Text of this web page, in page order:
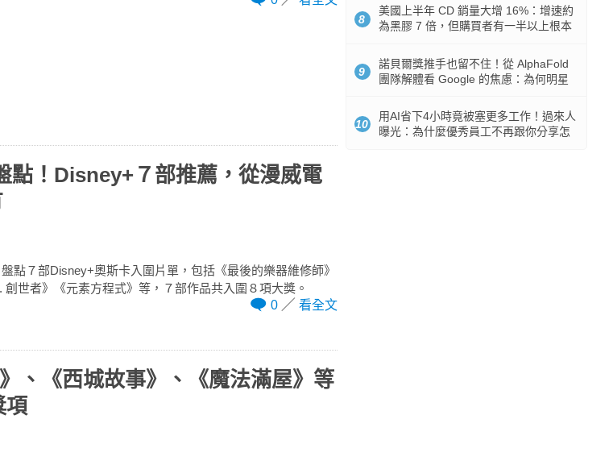
點！Disney+７部推薦，從漫威電
點７部Disney+奧斯卡入圍片單，包括《最後的樂器維修師》
創世者》《元素方程式》等，７部作品共入圍８項大獎。
0
看全文
、《西城故事》、《魔法滿屋》等
項
8
美國上半年 CD 銷量大增 16%：增速約
為黑膠 7 倍，但購買者有一半以上根本
9
諾貝爾獎推手也留不住！從 AlphaFold
團隊解體看 Google 的焦慮：為何明星
10
用AI省下4小時竟被塞更多工作！過來人
曝光：為什麼優秀員工不再跟你分享怎